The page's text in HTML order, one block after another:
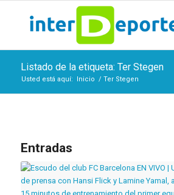
Listado de la etiqueta: Ter Stegen
Usted está aquí: Inicio / Ter Stegen
Entradas